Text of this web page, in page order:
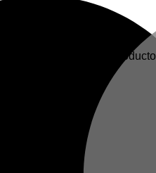
en la página de producto